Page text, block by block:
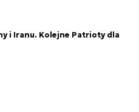
i Iranu. Kolejne Patrioty dla